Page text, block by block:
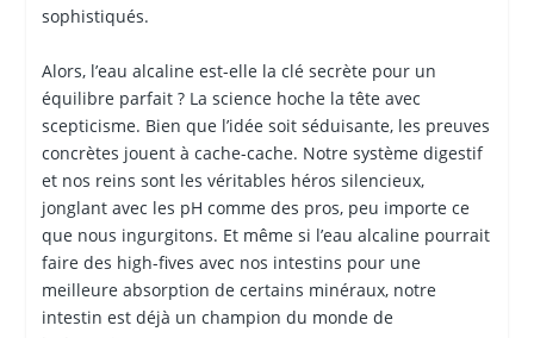
sophistiqués.
Alors, l’eau alcaline est-elle la clé secrète pour un
équilibre parfait ? La science hoche la tête avec
scepticisme. Bien que l’idée soit séduisante, les preuves
concrètes jouent à cache-cache. Notre système digestif
et nos reins sont les véritables héros silencieux,
jonglant avec les pH comme des pros, peu importe ce
que nous ingurgitons. Et même si l’eau alcaline pourrait
faire des high-fives avec nos intestins pour une
meilleure absorption de certains minéraux, notre
intestin est déjà un champion du monde de